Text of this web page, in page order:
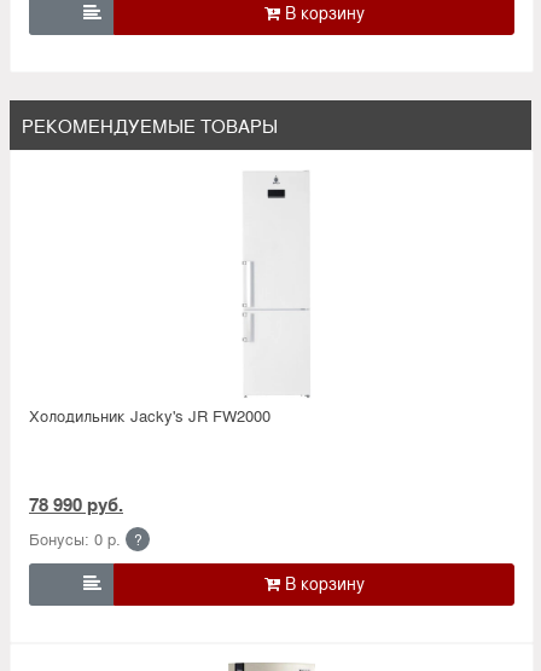

РЕКОМЕНДУЕМЫЕ ТОВАРЫ
Холодильник Jacky's JR FW2000
78 990 руб.
Бонусы: 0 р. ?
